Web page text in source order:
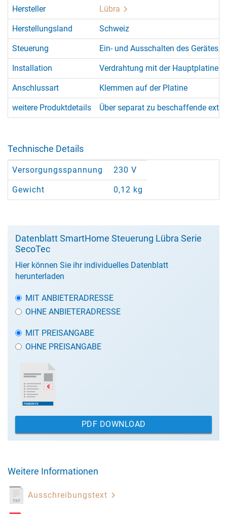
Hersteller Lübra
Herstellungsland Schweiz
Steuerung Ein- und Ausschalten des Gerätes,
Installation Verdrahtung mit der Hauptplatine
Anschlussart Klemmen auf der Platine
weitere Produktdetails Über separat zu beschaffende
Technische Details
Versorgungsspannung 230 V
Gewicht 0,12 kg
Datenblatt SmartHome Steuerung Lübra Serie
SecoTec
Hier können Sie ihr individuelles Datenblatt
herunterladen
MIT ANBIETERADRESSE
OHNE ANBIETERADRESSE
MIT PREISANGABE
OHNE PREISANGABE
PDF DOWNLOAD
Weitere Informationen
Ausschreibungstext